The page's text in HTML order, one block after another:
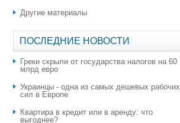
Другие материалы
ПОСЛЕДНИЕ НОВОСТИ
Греки скрыли от государства налогов на 60
млрд евро
Украинцы - одна из самых дешевых рабочих
сил в Европе
Квартира в кредит или в аренду: что
выгоднее?